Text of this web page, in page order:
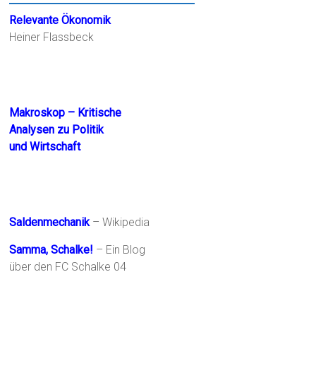
Relevante Ökonomik
Heiner Flassbeck
Makroskop – Kritische
Analysen zu Politik
und Wirtschaft
Saldenmechanik – Wikipedia
Samma, Schalke! – Ein Blog
über den FC Schalke 04